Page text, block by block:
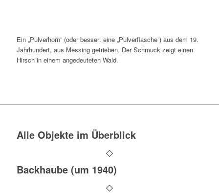
Ein „Pulverhorn” (oder besser: eine „Pulverflasche”) aus dem 19.
Jahrhundert, aus Messing getrieben. Der Schmuck zeigt einen
Hirsch in einem angedeuteten Wald.
Alle Objekte im Überblick
Backhaube (um 1940)